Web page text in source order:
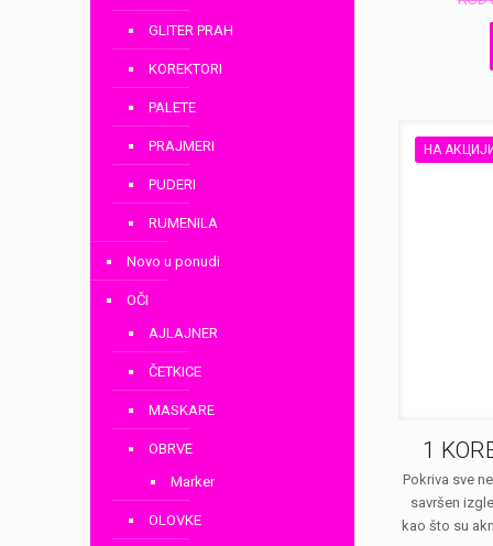
НА
1
Pokriva sve
savršen
kao što su
GLITER PRAH
KOREKTORI
PALETE
PRAJMERI
PUDERI
RUMENILA
Novo u ponudi
OČI
AJLAJNER
ČETKICE
MASKARE
OBRVE
Marker
OLOVKE